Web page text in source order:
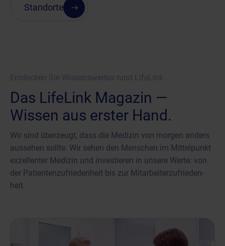
Standorte
Das LifeLink Magazin —
Wissen aus erster Hand.
Wir sind überzeugt, dass die Medizin von morgen anders
aussehen sollte. Wir sehen den Menschen im Mittelpunkt
exzellenter Medizin und investieren in unsere Werte: von
der Patienten­zufrieden­heit bis zur Mitarbeiter­zufrieden­
heit.